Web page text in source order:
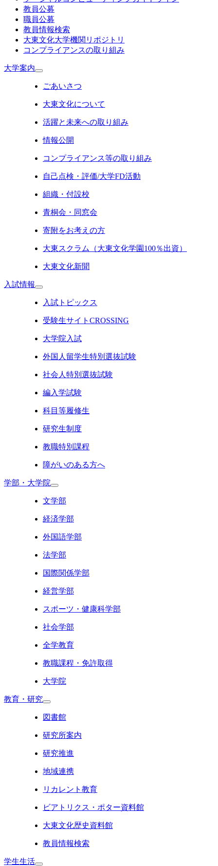
教員公募
職員公募
教員情報検索
大東文化大学機関リポジトリ
コンプライアンスの取り組み
大学案内
ごあいさつ
大東文化について
活躍と未来への取り組み
情報公開
コンプライアンス等の取り組み
自己点検・評価/大学FD活動
組織・付設校
青桐会・同窓会
寄附をお考えの方
大東スクラム（大東文化学園100％出資）
大東文化新聞
入試情報
入試トピックス
受験生サイトCROSSING
大学院入試
外国人留学生特別選抜試験
社会人特別選抜試験
編入学試験
科目等履修生
研究生制度
教職特別課程
障がいのある方へ
学部・大学院
文学部
経済学部
外国語学部
法学部
国際関係学部
経営学部
スポーツ・健康科学部
社会学部
全学教育
教職課程・免許取得
大学院
教育・研究
図書館
研究所案内
研究推進
地域連携
リカレント教育
ビアトリクス・ポター資料館
大東文化歴史資料館
教員情報検索
学生生活